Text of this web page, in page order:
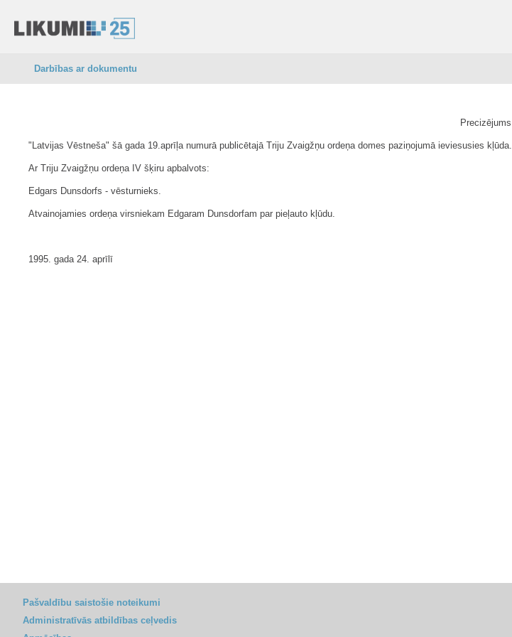
Darbības ar dokumentu
Precizējums
"Latvijas Vēstneša" šā gada 19.aprīļa numurā publicētajā Triju Zvaigžņu ordeņa domes paziņojumā ieviesusies kļūda.
Ar Triju Zvaigžņu ordeņa IV šķiru apbalvots:
Edgars Dunsdorfs - vēsturnieks.
Atvainojamies ordeņa virsniekam Edgaram Dunsdorfam par pieļauto kļūdu.
1995. gada 24. aprīlī
Pašvaldību saistošie noteikumi
Administratīvās atbildības ceļvedis